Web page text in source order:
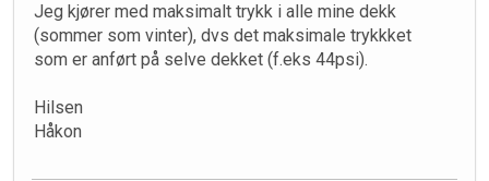
Jeg kjører med maksimalt trykk i alle mine dekk
(sommer som vinter), dvs det maksimale trykkket
som er anført på selve dekket (f.eks 44psi).
Hilsen
Håkon